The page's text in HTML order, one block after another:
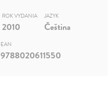
ROK VYDANIA
2010
JAZYK
Čeština
EAN
9788020611550